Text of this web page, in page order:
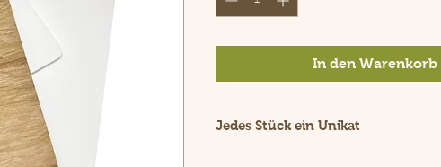
In den Warenkorb
Jedes Stück ein Unikat